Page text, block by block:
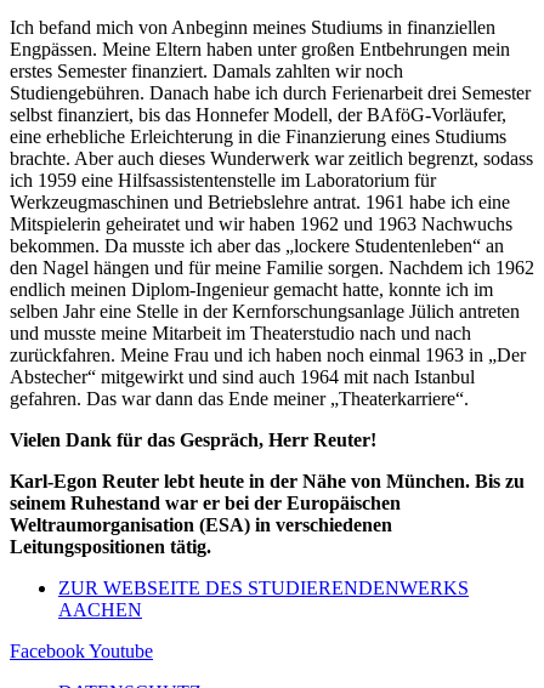
Ich befand mich von Anbeginn meines Studiums in finanziellen
Engpässen. Meine Eltern haben unter großen Entbehrungen mein
erstes Semester finanziert. Damals zahlten wir noch
Studiengebühren. Danach habe ich durch Ferienarbeit drei Semester
selbst finanziert, bis das Honnefer Modell, der BAföG-Vorläufer,
eine erhebliche Erleichterung in die Finanzierung eines Studiums
brachte. Aber auch dieses Wunderwerk war zeitlich begrenzt, sodass
ich 1959 eine Hilfsassistentenstelle im Laboratorium für
Werkzeugmaschinen und Betriebslehre antrat. 1961 habe ich eine
Mitspielerin geheiratet und wir haben 1962 und 1963 Nachwuchs
bekommen. Da musste ich aber das „lockere Studentenleben“ an
den Nagel hängen und für meine Familie sorgen. Nachdem ich 1962
endlich meinen Diplom-Ingenieur gemacht hatte, konnte ich im
selben Jahr eine Stelle in der Kernforschungsanlage Jülich antreten
und musste meine Mitarbeit im Theaterstudio nach und nach
zurückfahren. Meine Frau und ich haben noch einmal 1963 in „Der
Abstecher“ mitgewirkt und sind auch 1964 mit nach Istanbul
gefahren. Das war dann das Ende meiner „Theaterkarriere“.
Vielen Dank für das Gespräch, Herr Reuter!
Karl-Egon Reuter lebt heute in der Nähe von München. Bis zu
seinem Ruhestand war er bei der Europäischen
Weltraumorganisation (ESA) in verschiedenen
Leitungspositionen tätig.
ZUR WEBSEITE DES STUDIERENDENWERKS
AACHEN
FacebookYoutube